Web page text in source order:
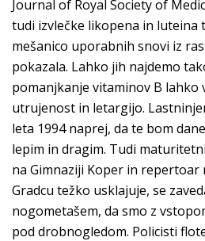
Journal of Royal Society of
tudi izvlečke likopena in luteina
mešanico uporabnih snovi iz
pokazala. Lahko jih najdemo
pomanjkanje vitaminov B lahko
utrujenost in letargijo.
leta 1994 naprej, da te bom
lepim in dragim. Tudi
na Gimnaziji Koper in repertoar
Gradcu težko usklajuje, se
nogometašem, da smo z
pod drobnogledom. Policisti